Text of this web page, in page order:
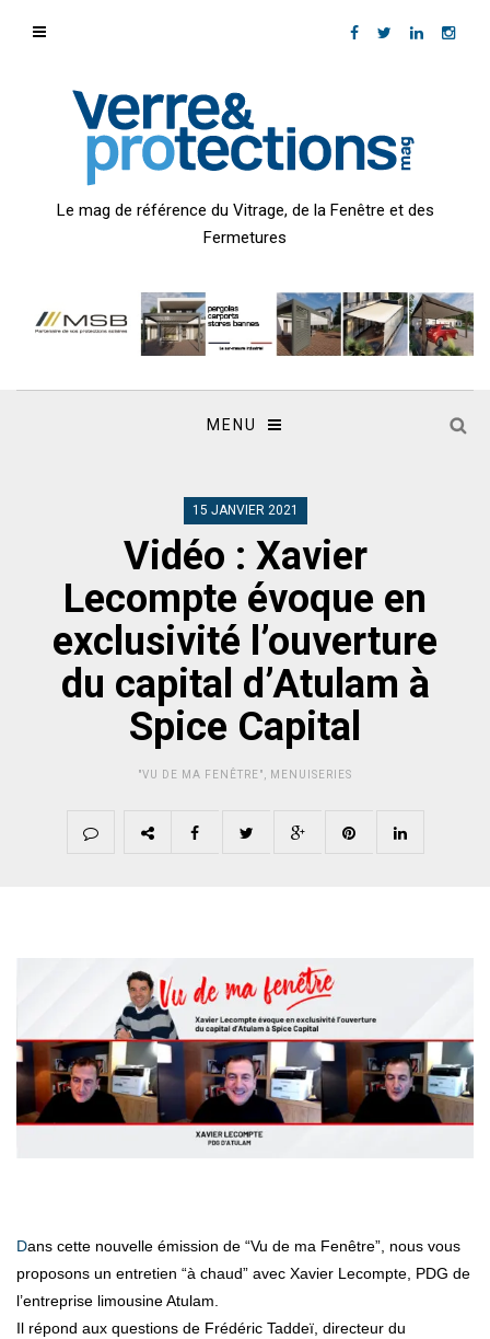
Le mag de référence du Vitrage, de la Fenêtre et des
Fermetures
MENU
15 JANVIER 2021
Vidéo : Xavier
Lecompte évoque en
exclusivité l’ouverture
du capital d’Atulam à
Spice Capital
"VU DE MA FENÊTRE" MENUISERIES
Dans cette nouvelle émission de “Vu de ma Fenêtre”, nous vous
proposons un entretien “à chaud” avec Xavier Lecompte, PDG de
l’entreprise limousine Atulam.
Il répond aux questions de Frédéric Taddeï, directeur du